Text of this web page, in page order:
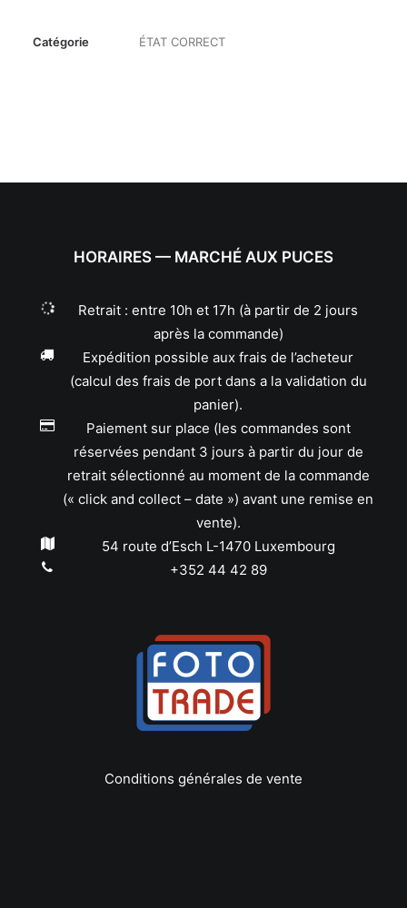
Catégorie ÉTAT CORRECT
HORAIRES — MARCHÉ AUX PUCES
Retrait : entre 10h et 17h (à partir de 2 jours
après la commande)
Expédition possible aux frais de l’acheteur
(calcul des frais de port dans a la validation du
panier).
Paiement sur place (les commandes sont
réservées pendant 3 jours à partir du jour de
retrait sélectionné au moment de la commande
(« click and collect – date ») avant une remise en
vente).
54 route d’Esch L-1470 Luxembourg
+352 44 42 89
Conditions générales de vente